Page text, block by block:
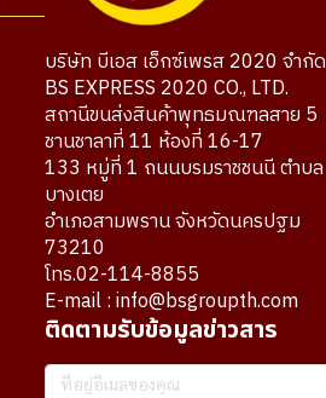
บริษัท บีเอส เอ็กซ์เพรส 2020 จำกัด
BS EXPRESS 2020 CO., LTD.
สถานีขนส่งสินค้าพุทธมณฑลสาย 5
ชานชาลาที่ 11 ห้องที่ 16-17
133 หมู่ที่ 1 ถนนบรมราชชนนี ตำบล
บางเตย
อำเภอสามพราน จังหวัดนครปฐม
73210
โทร.02-114-8855
E-mail : info@bsgroupth.com
ติดตามรับข้อมูลข่าวสาร